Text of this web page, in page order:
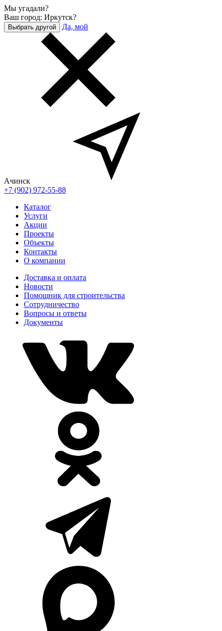
Мы угадали?
Ваш город: Иркутск?
Выбрать другой Да, мой
Ачинск
+7 (902) 972-55-88
Каталог
Услуги
Акции
Проекты
Объекты
Контакты
О компании
Доставка и оплата
Новости
Помощник для строительства
Сотрудничество
Вопросы и ответы
Документы